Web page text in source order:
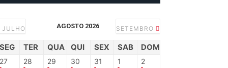
JULHO AGOSTO 2026 SETEMBRO
SEG TER QUA QUI SEX SAB DOM
27 28 29 30 31 1 2